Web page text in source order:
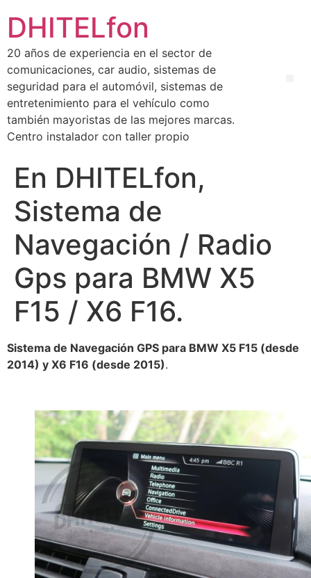
DHITELfon
20 años de experiencia en el sector de
comunicaciones, car audio, sistemas de
seguridad para el automóvil, sistemas de
entretenimiento para el vehículo como
también mayoristas de las mejores marcas.
Centro instalador con taller propio
En DHITELfon,
Sistema de
Navegación / Radio
Gps para BMW X5
F15 / X6 F16.
Sistema de Navegación GPS para BMW X5 F15 (desde
2014) y X6 F16 (desde 2015).